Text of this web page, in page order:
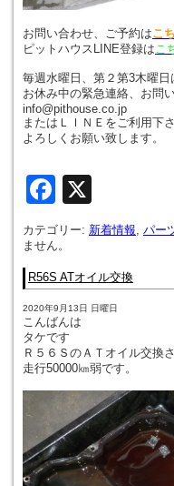
お問い合わせ、ご予約はこ
ピットハウスLINE登録は こ
毎週水曜日、第２第3木曜日
お休み中の緊急連絡、お問
info@pithouse.co.jp
またはＬＩＮＥをご利用下さ
よろしくお願い致します。
Facebook
カテゴリー: 新着情報 パー
ません。
R56S ATオイル交換
2020年9月13日 日曜日
こんばんは
タケです
Ｒ５６ＳのＡＴオイル交換
走行50000㎞弱です。